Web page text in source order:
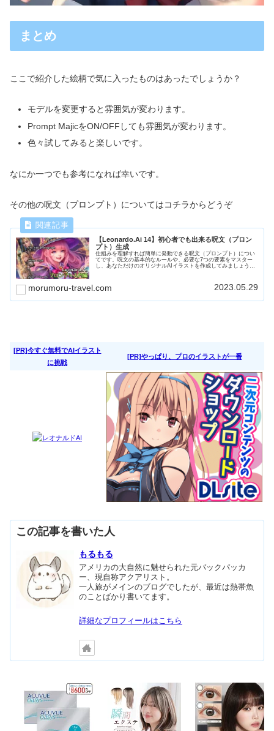
まとめ
ここで紹介した絵柄で気に入ったものはあったでしょうか？
モデルを変更すると雰囲気が変わります。
Prompt MajicをON/OFFしても雰囲気が変わります。
色々試してみると楽しいです。
なにか一つでも参考になれば幸いです。
その他の呪文（プロンプト）についてはコチラからどうぞ
【Leonardo.Ai 14】初心者でも出来る呪文（プロン
プト）生成
仕組みを理解すれば簡単に発動できる呪文（プロンプト）につい
てです。呪文の基本的なルールや、必要な7つの要素をマスター
し、あなただけのオリジナルAIイラストを作成してみましょう。
morumoru-travel.com 2023.05.29
[PR]今すぐ無料でAIイラスト
に挑戦
[PR]やっぱり、プロのイラストが一番
この記事を書いた人
もるもる
アメリカの大自然に魅せられた元バックパッカ
ー、現自称アクアリスト。
一人旅がメインのブログでしたが、最近は熱帯魚
のことばかり書いてます。
詳細なプロフィールはこちら